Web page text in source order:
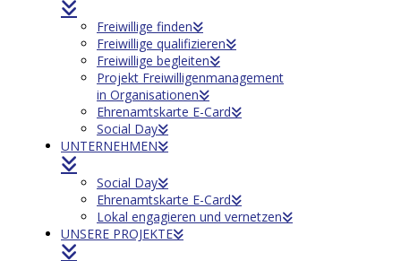
Freiwillige finden
Freiwillige qualifizieren
Freiwillige begleiten
Projekt Freiwilligenmanagement
in Organisationen
Ehrenamtskarte E-Card
Social Day
UNTERNEHMEN
Social Day
Ehrenamtskarte E-Card
Lokal engagieren und vernetzen
UNSERE PROJEKTE